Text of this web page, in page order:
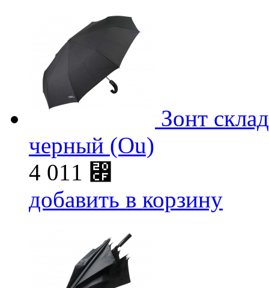
Зонт
черный (Ou)
4 011 ⃏
добавить в корзину